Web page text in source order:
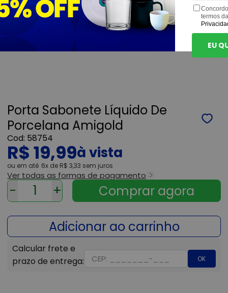
Porta Sabonete Líquido De
Porcelana Amigold
58754
R$ 19,99
ou 6x de R$ 3,33 sem juros
Ver todas as formas de pagamento
- +
OK
termos
EU